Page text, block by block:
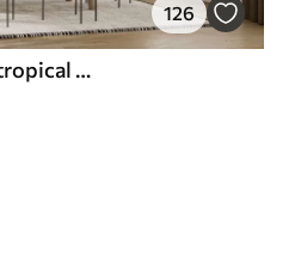
126
Panorama com paisagem tropical e aves